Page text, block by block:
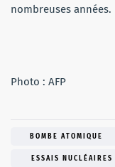
nombreuses années.
Photo : AFP
BOMBE ATOMIQUE
ESSAIS NUCLÉAIRES